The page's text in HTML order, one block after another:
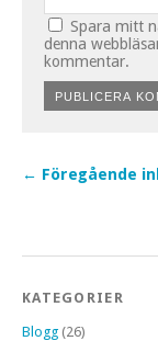
Spara mitt
denna
kommentar.
← Föregående
KATEGORIER
Blogg (26)